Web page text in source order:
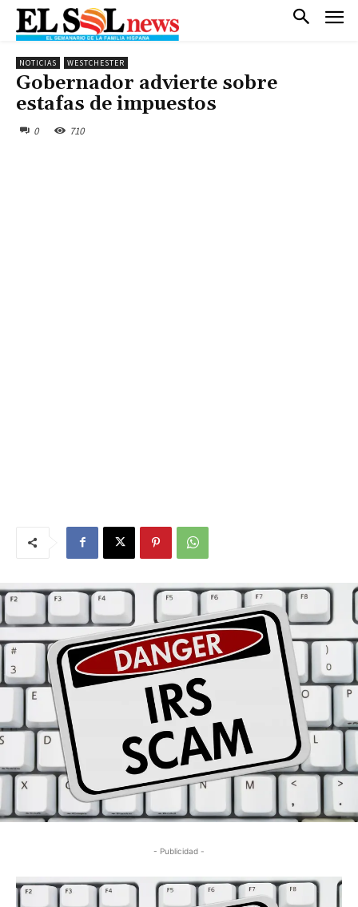
NOTICIAS WESTCHESTER
Gobernador advierte sobre
estafas de impuestos
0 710
- Publicidad -